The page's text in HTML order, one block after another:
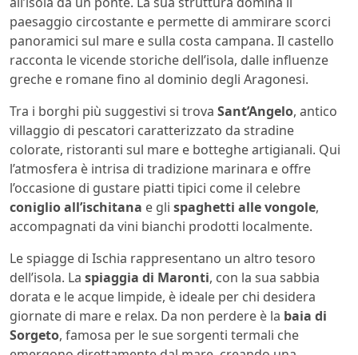
paesaggio circostante e permette di ammirare scorci
panoramici sul mare e sulla costa campana. Il castello
racconta le vicende storiche dell’isola, dalle influenze
greche e romane fino al dominio degli Aragonesi.
Tra i borghi più suggestivi si trova Sant’Angelo, antico
villaggio di pescatori caratterizzato da stradine
colorate, ristoranti sul mare e botteghe artigianali. Qui
l’atmosfera è intrisa di tradizione marinara e offre
l’occasione di gustare piatti tipici come il celebre
coniglio all’ischitana e gli spaghetti alle vongole,
accompagnati da vini bianchi prodotti localmente.
Le spiagge di Ischia rappresentano un altro tesoro
dell’isola. La spiaggia di Maronti, con la sua sabbia
dorata e le acque limpide, è ideale per chi desidera
giornate di mare e relax. Da non perdere è la baia di
Sorgeto, famosa per le sue sorgenti termali che